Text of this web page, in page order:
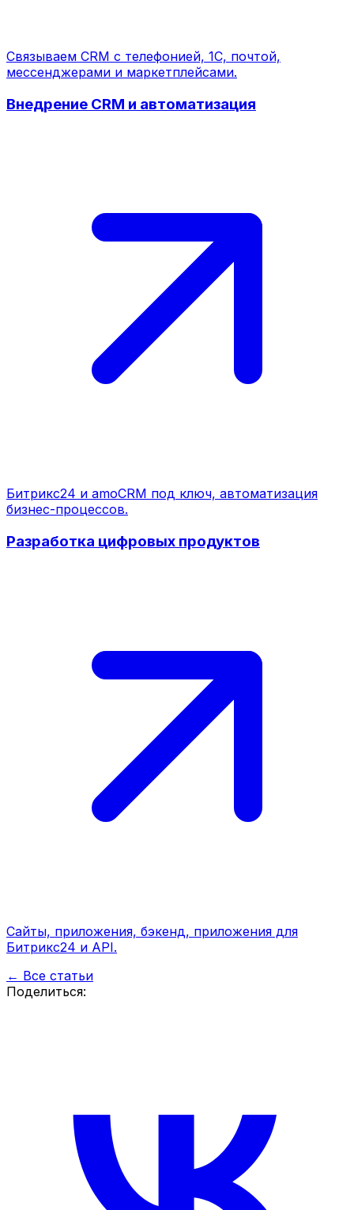
Связываем CRM с телефонией, 1С, почтой,
мессенджерами и маркетплейсами.
Внедрение CRM и автоматизация
Битрикс24 и amoCRM под ключ, автоматизация
бизнес-процессов.
Разработка цифровых продуктов
Сайты, приложения, бэкенд, приложения для
Битрикс24 и API.
← Все статьи
Поделиться: